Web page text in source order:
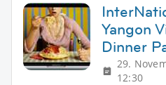
Yangon
Dinner
29.
12:30